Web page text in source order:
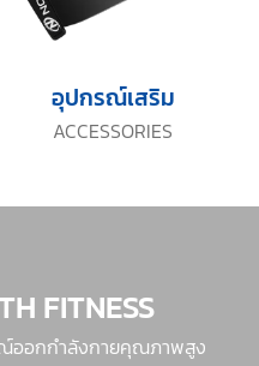
ACCESSORIES
อุปกรณ์เสริม
FITNESS
ออกกำลังกายคุณภาพสูง